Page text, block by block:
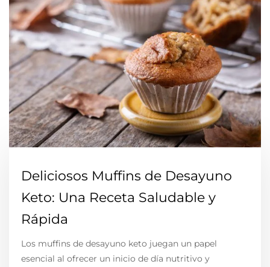
Deliciosos Muffins de Desayuno
Keto: Una Receta Saludable y
Rápida
Los muffins de desayuno keto juegan un papel
esencial al ofrecer un inicio de día nutritivo y